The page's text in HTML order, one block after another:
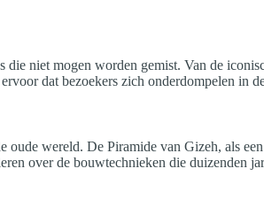
niet mogen worden gemist. Van de
dat bezoekers zich onderdompelen in
oude wereld. De Piramide van Gizeh, als
over de bouwtechnieken die